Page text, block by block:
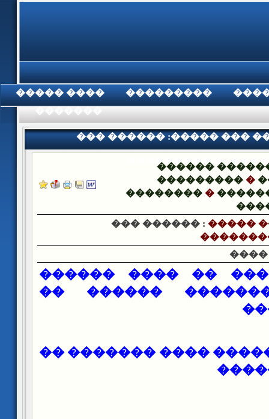
���� ����� ���������
��� ������ :����� ���
���������� ''���
������
����������
���������
��� ������ : �����
����
�� ��� ������ ��
��������
����� ��� ������